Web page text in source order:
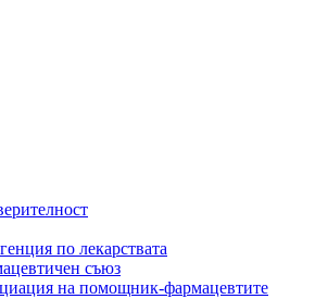
по лекарствата
съюз
на помощник-фармацевтите